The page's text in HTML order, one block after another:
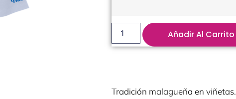
Añadir Al Carrito
Tradición malagueña en viñetas.